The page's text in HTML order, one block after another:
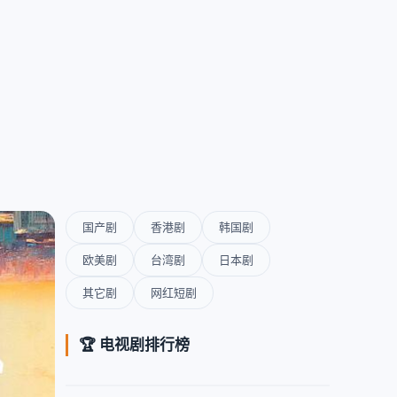
国产剧 香港剧 韩国剧
欧美剧 台湾剧 日本剧
其它剧 网红短剧
🏆 电视剧排行榜